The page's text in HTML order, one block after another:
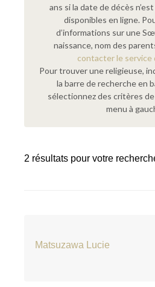
ans si la date de décès
disponibles en ligne.
d’informations sur une
naissance, nom des
contacter le service
Pour trouver une religieuse,
la barre de recherche en
sélectionnez des critères
menu à
2 résultats pour votre
Matsuzawa Lucie